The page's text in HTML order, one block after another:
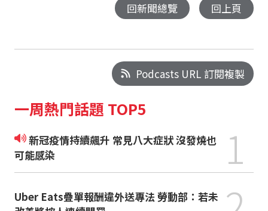
回新聞總覽 回上頁
Podcasts URL 訂閱複製
一周熱門話題 TOP5
新冠疫情持續飆升 常見八大症狀 沒發燒也
可能感染
1
Uber Eats疊單報酬違外送專法 勞動部：若未